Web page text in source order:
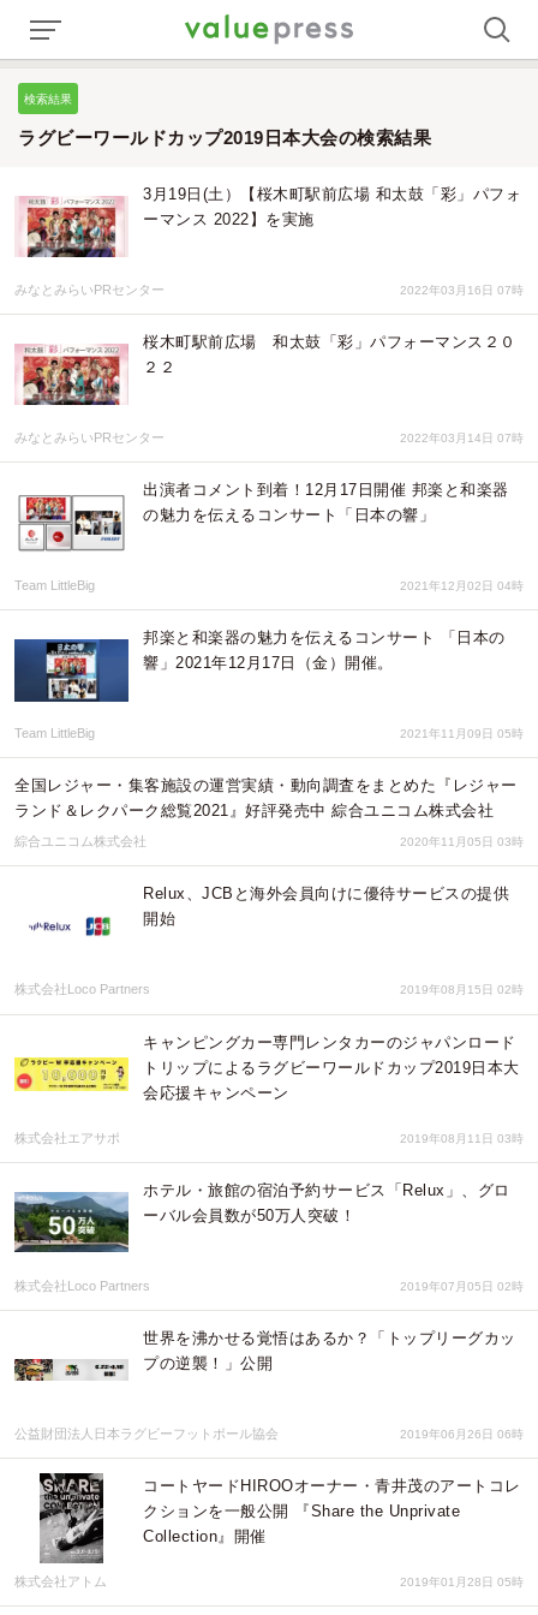
検索結果
ラグビーワールドカップ2019日本大会の検索結果
3月19日(土）【桜木町駅前広場 和太鼓「彩」パフォ
ーマンス 2022】を実施
みなとみらいPRセンター 2022年03月16日 07時
桜木町駅前広場 和太鼓「彩」パフォーマンス２０
２２
みなとみらいPRセンター 2022年03月14日 07時
出演者コメント到着！12月17日開催 邦楽と和楽器
の魅力を伝えるコンサート「日本の響」
Team LittleBig 2021年12月02日 04時
邦楽と和楽器の魅力を伝えるコンサート 「日本の
響」2021年12月17日（金）開催。
Team LittleBig 2021年11月09日 05時
全国レジャー・集客施設の運営実績・動向調査をまとめた『レジャー
ランド＆レクパーク総覧2021』好評発売中 綜合ユニコム株式会社
綜合ユニコム株式会社 2020年11月05日 03時
Relux、JCBと海外会員向けに優待サービスの提供
開始
株式会社Loco Partners 2019年08月15日 02時
キャンピングカー専門レンタカーのジャパンロード
トリップによるラグビーワールドカップ2019日本大
会応援キャンペーン
株式会社エアサポ 2019年08月11日 03時
ホテル・旅館の宿泊予約サービス「Relux」、グロ
ーバル会員数が50万人突破！
株式会社Loco Partners 2019年07月05日 02時
世界を沸かせる覚悟はあるか？「トップリーグカッ
プの逆襲！」公開
公益財団法人日本ラグビーフットボール協会 2019年06月26日 06時
コートヤードHIROOオーナー・青井茂のアートコレ
クションを一般公開 『Share the Unprivate
Collection』開催
株式会社アトム 2019年01月28日 05時